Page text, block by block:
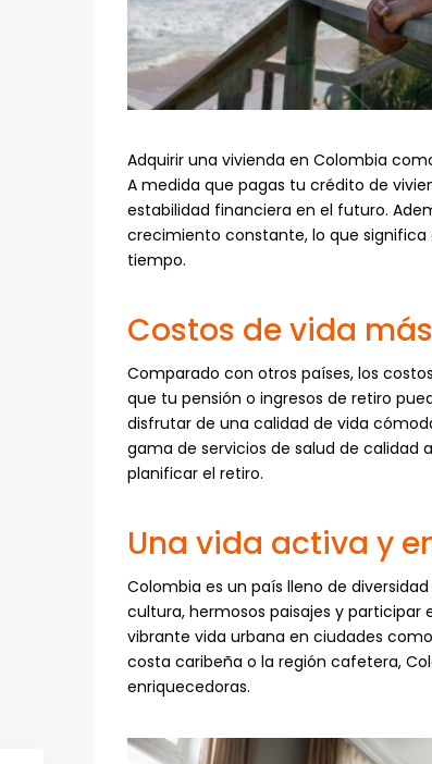
Adquirir una vivienda en Colombia
A medida que pagas tu crédito de
estabilidad financiera en el futuro.
crecimiento constante, lo que
tiempo.
Costos de vida
Comparado con otros países, los
que tu pensión o ingresos de retiro
disfrutar de una calidad de vida
gama de servicios de salud de calidad
planificar el retiro.
Una vida activa y
Colombia es un país lleno de
cultura, hermosos paisajes y participar
vibrante vida urbana en ciudades
costa caribeña o la región cafetera,
enriquecedoras.